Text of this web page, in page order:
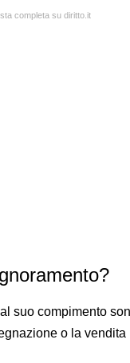
completa su diritto.it
suo compimento
o la vendita